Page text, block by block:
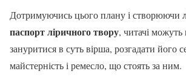
Дотримуючись цього плану і створюючи
паспорт ліричного твору, читачі
зануритися в суть вірша, розгадати його
майстерність і ремесло, що стоять за ним.